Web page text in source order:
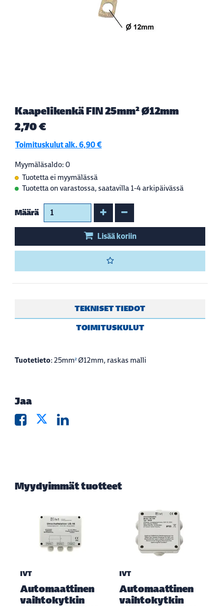
Kaapelikenkä FIN 25mm² Ø12mm
2,70 €
Toimituskulut alk. 6,90 €
Myymäläsaldo: 0
Tuotetta ei myymälässä
Tuotetta on varastossa, saatavilla 1-4 arkipäivässä
Määrä Kasvata määrää
Vähennä määrää
Lisää koriin
TEKNISET TIEDOT
TOIMITUSKULUT
Tuotetieto: 25mm² Ø12mm, raskas malli
Jaa
Myydyimmät tuotteet
IVT
Automaattinen
vaihtokytkin
IVT
Automaattinen
vaihtokytkin